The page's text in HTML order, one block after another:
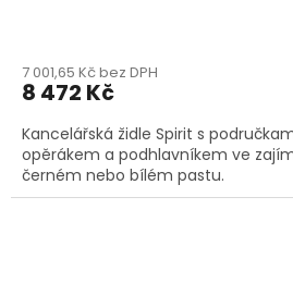
7 001,65 Kč bez DPH
8 472 Kč
Kancelářská židle Spirit s
opěrákem a podhlavníkem ve
černém nebo bílém pastu.